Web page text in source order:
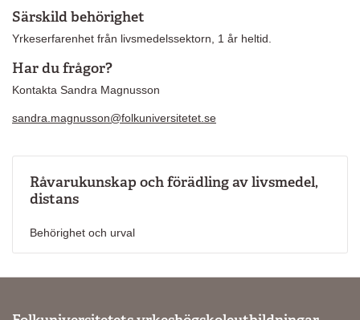
Särskild behörighet
Yrkeserfarenhet från livsmedelssektorn, 1 år heltid.
Har du frågor?
Kontakta Sandra Magnusson
sandra.magnusson@folkuniversitetet.se
Råvarukunskap och förädling av livsmedel,
distans
Behörighet och urval